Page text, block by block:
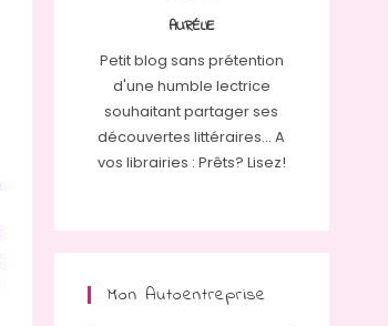
AURÉLIE
Petit blog sans prétention
d'une humble lectrice
souhaitant partager ses
découvertes littéraires... A
vos librairies : Prêts? Lisez!
Mon Autoentreprise